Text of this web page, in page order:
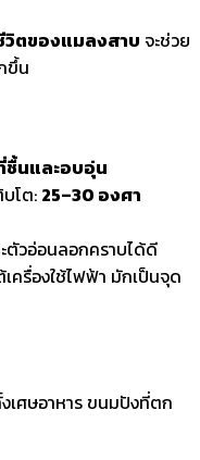
ตของแมลงสาบ จะช่วย
ขึ้น
นและอบอุ่น
โต: 25–30 องศา
ตัวอ่อนลอกคราบได้ดี
ครื่องใช้ไฟฟ้า มักเป็นจุด
เศษอาหาร ขนมปังที่ตก